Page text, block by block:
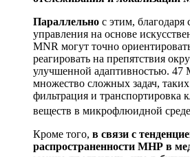
Параллельно с этим, благодаря
управления на основе
MNR могут точно
реагировать на препятствия
улучшенной адаптивностью.
множество сложных задач,
фильтрация и транспортировка
веществ в микрофлюидной
Кроме того, в связи с
распространенности МНР в